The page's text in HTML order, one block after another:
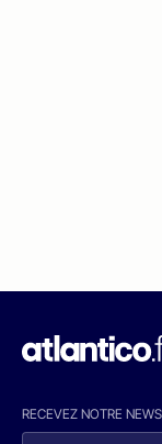
RECEVEZ NOTRE